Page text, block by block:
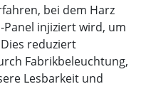
bei dem Harz
Panel injiziert wird, um
reduziert
Fabrikbeleuchtung,
Lesbarkeit und